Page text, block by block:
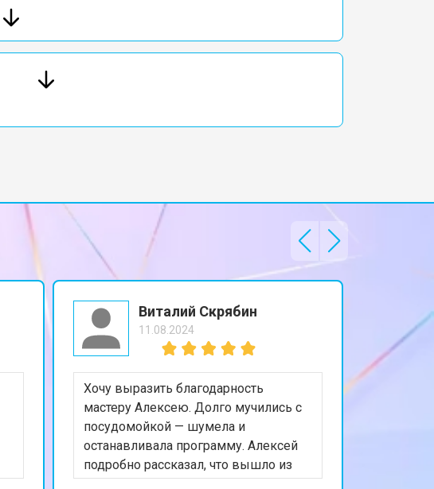
Виталий Скрябин
11.08.2024
Хочу выразить благодарность
мастеру Алексею. Долго мучились с
посудомойкой — шумела и
останавливала программу. Алексей
подробно рассказал, что вышло из